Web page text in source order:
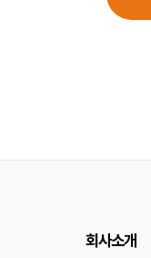
회사소개